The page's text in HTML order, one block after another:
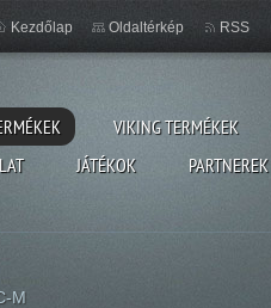
VIKING TERMÉKEK
JÁTÉKOK PARTNEREK
Kezdőlap Oldaltérkép RSS
M